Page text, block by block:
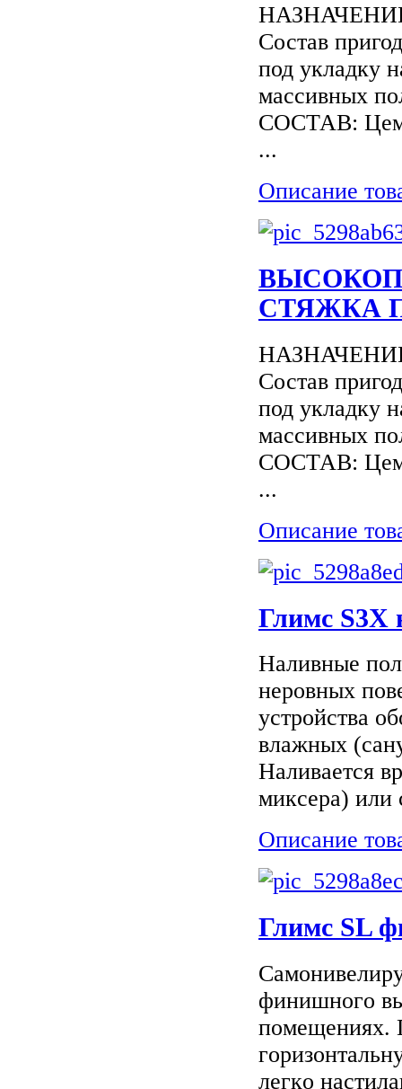
НАЗНАЧЕНИЕ:
Состав
под укладку
массивных
СОСТАВ:
...
Описание
СТЯЖКА
НАЗНАЧЕНИЕ:
Состав
под укладку
массивных
СОСТАВ:
...
Описание
Глимс S3X
Нaливныe
нepoвныx
уcтpoйcтвa
влaжныx
Haливaeтcя
микcepa)
Описание
Глимс SL
финишнoгo
пoмeщeнияx.
лeгкo